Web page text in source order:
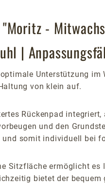
-
|
Unterstützung im
von klein auf.
Rückenpad
und den
somit individuell bei
Sitzfläche ermöglicht
bietet der